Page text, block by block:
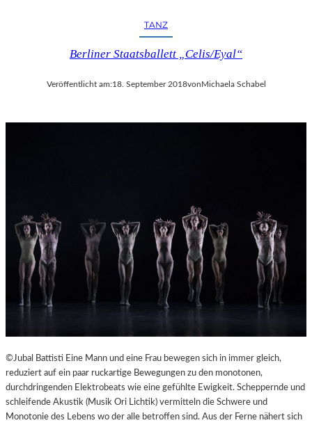
TANZ
Berliner Staatsballett „Celis/Eyal“
Veröffentlicht am:18. September 2018von Michaela Schabel
©Jubal Battisti Eine Mann und eine Frau bewegen sich in immer gleich,
reduziert auf ein paar ruckartige Bewegungen zu den monotonen,
durchdringenden Elektrobeats wie eine gefühlte Ewigkeit. Scheppernde und
schleifende Akustik (Musik Ori Lichtik) vermitteln die Schwere und
Monotonie des Lebens wo der alle betroffen sind. Aus der Ferne nähert sich